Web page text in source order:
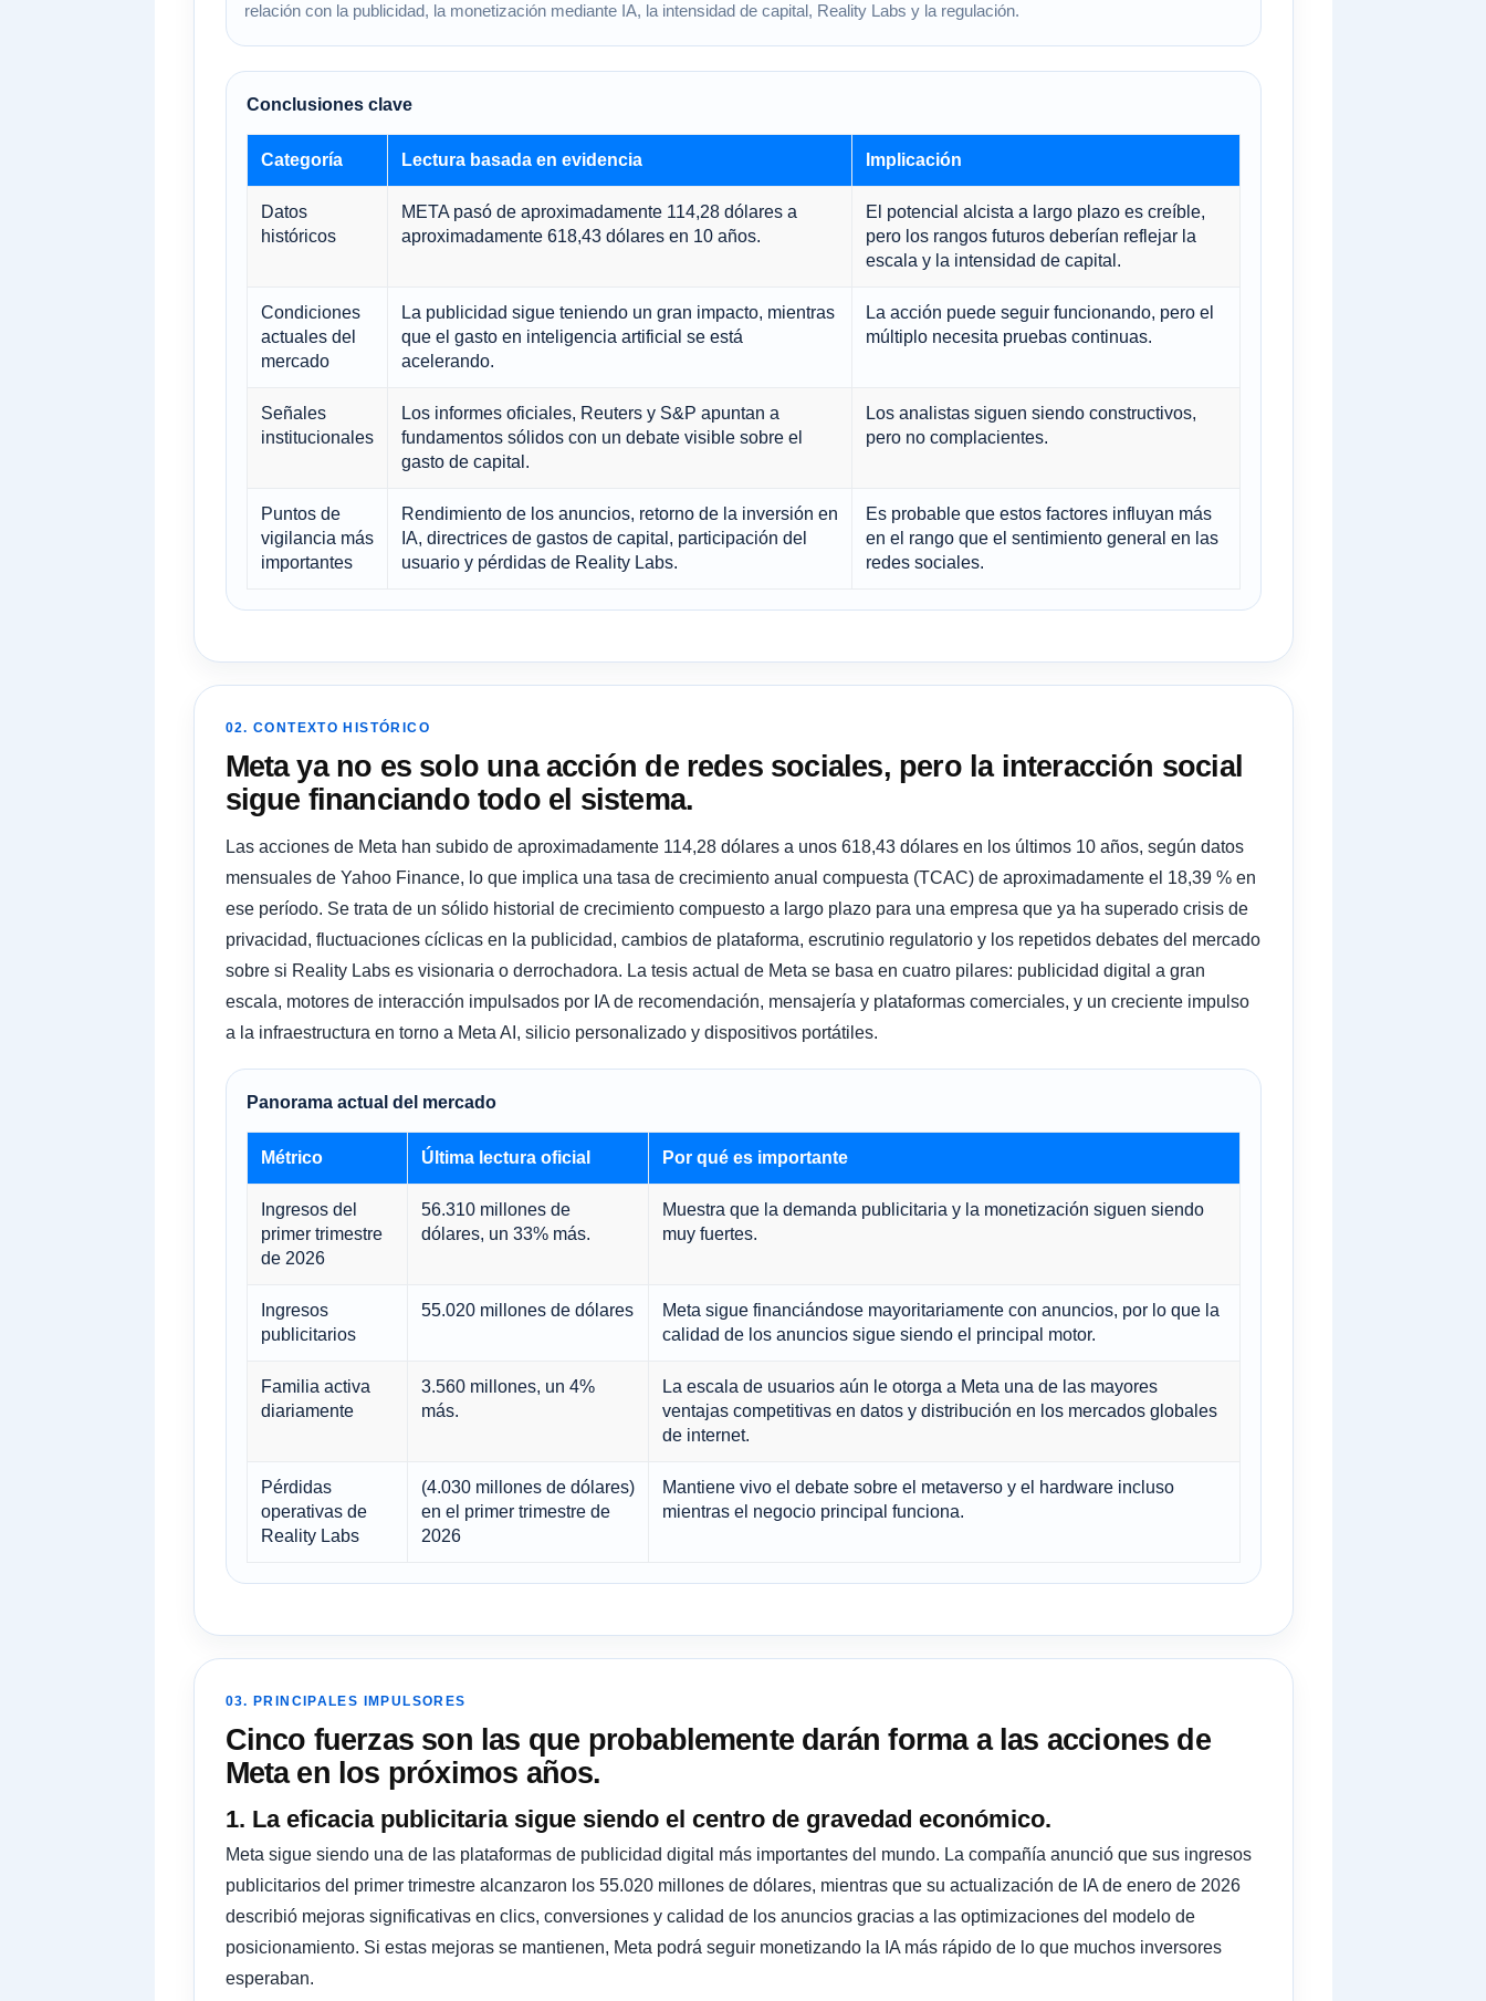
relación con la publicidad, la monetización mediante IA, la intensidad de capital, Reality Labs y la regulación.
Conclusiones clave
Categoría Lectura basada en evidencia Implicación
Datos
históricos
META pasó de aproximadamente 114,28 dólares a
aproximadamente 618,43 dólares en 10 años.
El potencial alcista a largo plazo es creíble,
pero los rangos futuros deberían reflejar la
escala y la intensidad de capital.
Condiciones
actuales del
mercado
La publicidad sigue teniendo un gran impacto, mientras
que el gasto en inteligencia artificial se está
acelerando.
La acción puede seguir funcionando, pero el
múltiplo necesita pruebas continuas.
Señales
institucionales
Los informes oficiales, Reuters y S&P apuntan a
fundamentos sólidos con un debate visible sobre el
gasto de capital.
Los analistas siguen siendo constructivos,
pero no complacientes.
Puntos de
vigilancia más
importantes
Rendimiento de los anuncios, retorno de la inversión en
IA, directrices de gastos de capital, participación del
usuario y pérdidas de Reality Labs.
Es probable que estos factores influyan más
en el rango que el sentimiento general en las
redes sociales.
02. CONTEXTO HISTÓRICO
Meta ya no es solo una acción de redes sociales, pero la interacción social
sigue financiando todo el sistema.
Las acciones de Meta han subido de aproximadamente 114,28 dólares a unos 618,43 dólares en los últimos 10 años, según datos
mensuales de Yahoo Finance, lo que implica una tasa de crecimiento anual compuesta (TCAC) de aproximadamente el 18,39 % en
ese período. Se trata de un sólido historial de crecimiento compuesto a largo plazo para una empresa que ya ha superado crisis de
privacidad, fluctuaciones cíclicas en la publicidad, cambios de plataforma, escrutinio regulatorio y los repetidos debates del mercado
sobre si Reality Labs es visionaria o derrochadora. La tesis actual de Meta se basa en cuatro pilares: publicidad digital a gran
escala, motores de interacción impulsados ​​por IA de recomendación, mensajería y plataformas comerciales, y un creciente impulso
a la infraestructura en torno a Meta AI, silicio personalizado y dispositivos portátiles.
Panorama actual del mercado
Métrico Última lectura oficial Por qué es importante
Ingresos del
primer trimestre
de 2026
56.310 millones de
dólares, un 33% más.
Muestra que la demanda publicitaria y la monetización siguen siendo
muy fuertes.
Ingresos
publicitarios
55.020 millones de dólares
Meta sigue financiándose mayoritariamente con anuncios, por lo que la
calidad de los anuncios sigue siendo el principal motor.
Familia activa
diariamente
3.560 millones, un 4%
más.
La escala de usuarios aún le otorga a Meta una de las mayores
ventajas competitivas en datos y distribución en los mercados globales
de internet.
Pérdidas
operativas de
Reality Labs
(4.030 millones de dólares)
en el primer trimestre de
2026
Mantiene vivo el debate sobre el metaverso y el hardware incluso
mientras el negocio principal funciona.
03. PRINCIPALES IMPULSORES
Cinco fuerzas son las que probablemente darán forma a las acciones de
Meta en los próximos años.
1. La eficacia publicitaria sigue siendo el centro de gravedad económico.
Meta sigue siendo una de las plataformas de publicidad digital más importantes del mundo. La compañía anunció que sus ingresos
publicitarios del primer trimestre alcanzaron los 55.020 millones de dólares, mientras que su actualización de IA de enero de 2026
describió mejoras significativas en clics, conversiones y calidad de los anuncios gracias a las optimizaciones del modelo de
posicionamiento. Si estas mejoras se mantienen, Meta podrá seguir monetizando la IA más rápido de lo que muchos inversores
esperaban.